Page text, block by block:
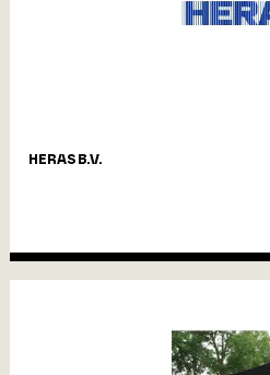
HERAS B.V.